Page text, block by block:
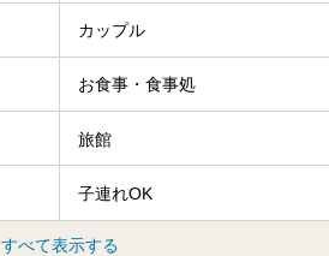
カップル
お食事・食事処
旅館
子連れOK
すべて表示する